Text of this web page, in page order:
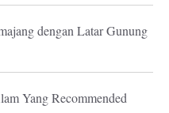
dengan Latar Gunung
Yang Recommended